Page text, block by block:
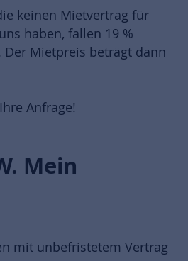
keinen Mietvertrag für
haben, fallen 19 %
Der Mietpreis beträgt dann
Anfrage!
Mein
mit unbefristetem Vertrag